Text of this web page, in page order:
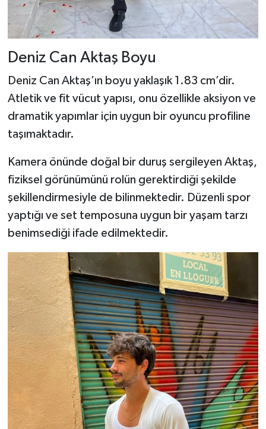
Deniz Can Aktaş Boyu
Deniz Can Aktaş’ın boyu yaklaşık 1.83 cm’dir.
Atletik ve fit vücut yapısı, onu özellikle aksiyon ve
dramatik yapımlar için uygun bir oyuncu profiline
taşımaktadır.
Kamera önünde doğal bir duruş sergileyen Aktaş,
fiziksel görünümünü rolün gerektirdiği şekilde
şekillendirmesiyle de bilinmektedir. Düzenli spor
yaptığı ve set temposuna uygun bir yaşam tarzı
benimsediği ifade edilmektedir.